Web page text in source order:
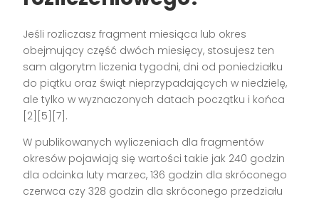
Jeśli rozliczasz fragment miesiąca lub okres
obejmujący część dwóch miesięcy, stosujesz ten
sam algorytm liczenia tygodni, dni od poniedziałku
do piątku oraz świąt nieprzypadających w niedzielę,
ale tylko w wyznaczonych datach początku i końca
[2][5][7].
W publikowanych wyliczeniach dla fragmentów
okresów pojawiają się wartości takie jak 240 godzin
dla odcinka luty marzec, 136 godzin dla skróconego
czerwca czy 328 godzin dla skróconego przedziału